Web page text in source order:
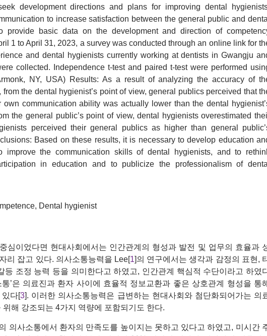
development directions and plans for improving dental
to increase satisfaction between the general public and dental
provide basic data on the development and direction of
1 to April 31, 2023, a survey was conducted through an online link for
and dental hygienists currently working at dentists in Gwangju
collected. Independence t-test and paired t-test were performed
NY, USA) Results: As a result of analyzing the accuracy of
the dental hygienist’s point of view, general publics perceived that
own communication ability was actually lower than the dental
the general public’s point of view, dental hygienists overestimated
perceived their general publics as higher than general
Based on these results, it is necessary to develop education
improve the communication skills of dental hygienists, and to
in education and to publicize the professionalism of dental
Dental hygienist
심이었다면 현대사회에서는 인간관계의 형성과 발전 및 업무의 효율과
리 잡고 있다. 의사소통능력을 Lee[1]의 연구에서는 생각과 감정의 표현,
등 조정 능력 등을 의미한다고 하였고, 인간관계 핵심적 수단이라고 하였
’은 의료진과 환자 사이에 효율적 정보교환과 좋은 상호관계 형성을 통
다[3]. 이러한 의사소통능력은 급변하는 현대사회와 첨단화되어가는 의
해 강조되는 4가지 역량에 포함되기도 한다.
의사소통에서 환자의 만족도를 높이지는 못하고 있다고 하였고, 미시간